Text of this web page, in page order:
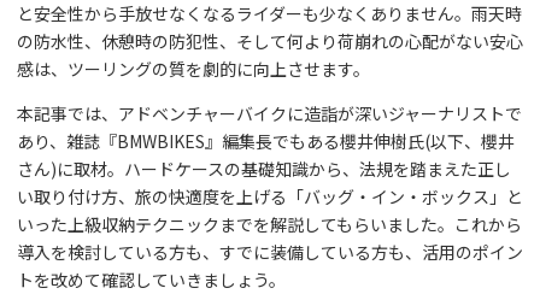
と安全性から手放せなくなるライダーも少なくありません。雨天時
の防水性、休憩時の防犯性、そして何より荷崩れの心配がない安心
感は、ツーリングの質を劇的に向上させます。
本記事では、アドベンチャーバイクに造詣が深いジャーナリストで
あり、雑誌『BMWBIKES』編集長でもある櫻井伸樹氏(以下、櫻井
さん)に取材。ハードケースの基礎知識から、法規を踏まえた正し
い取り付け方、旅の快適度を上げる「バッグ・イン・ボックス」と
いった上級収納テクニックまでを解説してもらいました。これから
導入を検討している方も、すでに装備している方も、活用のポイン
トを改めて確認していきましょう。